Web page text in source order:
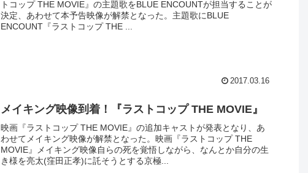
トコップ THE MOVIE』の主題歌をBLUE ENCOUNTが担当することが
決定、あわせて本予告映像が解禁となった。主題歌にBLUE
ENCOUNT『ラストコップ THE ...
2017.03.16
メイキング映像到着！『ラストコップ THE MOVIE』
映画『ラストコップ THE MOVIE』の追加キャストが発表となり、あ
わせてメイキング映像が解禁となった。映画『ラストコップ THE
MOVIE』メイキング映像自らの死を覚悟しながら、なんとか自分の生
き様を亮太(窪田正孝)に託そうとする京極...